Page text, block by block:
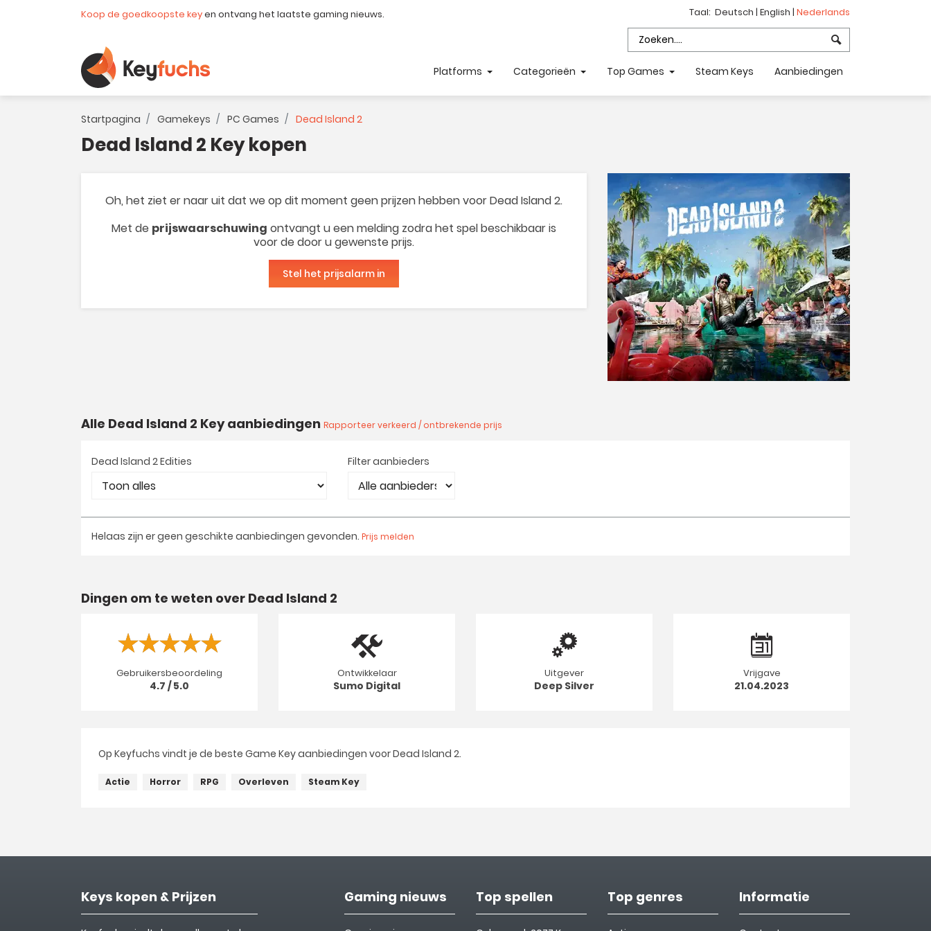
Koop de goedkoopste keyen ontvang het laatste gaming nieuws. Taal: Deutsch | English | Nederlands
Platforms Categorieën Top Games Steam Keys Aanbiedingen
Startpagina Gamekeys PC Games Dead Island 2
Dead Island 2 Key kopen
Oh, het ziet er naar uit dat we op dit moment geen prijzen hebben voor Dead Island 2.
Met de prijswaarschuwing ontvangt u een melding zodra het spel beschikbaar is
voor de door u gewenste prijs.
Stel het prijsalarm in
Alle Dead Island 2 Key aanbiedingen Rapporteer verkeerd / ontbrekende prijs
Dead Island 2 Edities Filter aanbieders
Helaas zijn er geen geschikte aanbiedingen gevonden. Prijs melden
Dingen om te weten over Dead Island 2
Gebruikersbeoordeling
4.7 / 5.0
Ontwikkelaar
Sumo Digital
Uitgever
Deep Silver
Vrijgave
21.04.2023
Op Keyfuchs vindt je de beste Game Key aanbiedingen voor Dead Island 2.
Actie Horror RPG Overleven Steam Key
Keys kopen & Prijzen Gaming nieuws Top spellen Top genres Informatie